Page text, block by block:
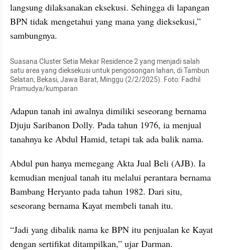
langsung dilaksanakan eksekusi. Sehingga di lapangan
BPN tidak mengetahui yang mana yang dieksekusi,”
sambungnya.
Suasana Cluster Setia Mekar Residence 2 yang menjadi salah
satu area yang dieksekusi untuk pengosongan lahan, di Tambun
Selatan, Bekasi, Jawa Barat, Minggu (2/2/2025). Foto: Fadhil
Pramudya/kumparan
Adapun tanah ini awalnya dimiliki seseorang bernama
Djuju Saribanon Dolly. Pada tahun 1976, ia menjual
tanahnya ke Abdul Hamid, tetapi tak ada balik nama.
Abdul pun hanya memegang Akta Jual Beli (AJB). Ia
kemudian menjual tanah itu melalui perantara bernama
Bambang Heryanto pada tahun 1982. Dari situ,
seseorang bernama Kayat membeli tanah itu.
“Jadi yang dibalik nama ke BPN itu penjualan ke Kayat
dengan sertifikat ditampilkan,” ujar Darman.